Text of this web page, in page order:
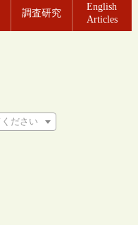
調査研究
English
Articles
ださい